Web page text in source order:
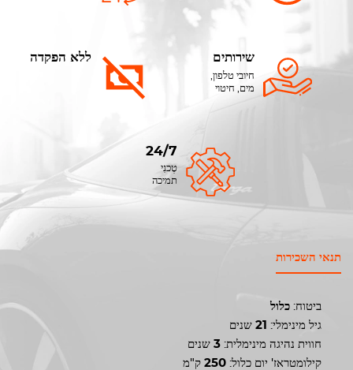
ללא הפקדה שירותים
חיובי טלפון,
מים, חיטוי
24/7
טֶכנִי
תמיכה
תנאי השכירות
ביטוח: כלול
גיל מינימלי: 21 שנים
חווית נהיגה מינימלית: 3 שנים
קילומטראז' יום כלול: 250 ק"מ